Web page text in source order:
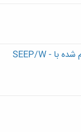
دانلود ویدئوی آموزشی و پروژه انجام شده با SEEP/W -